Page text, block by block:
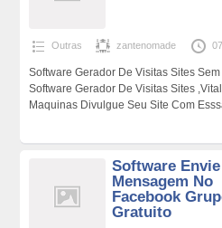
Outras zantenomade
Software Gerador De Visitas Sites
Software Gerador De Visitas Sites
Maquinas Divulgue Seu Site Com
Software Envie
Mensagem No
Facebook
Gratuito